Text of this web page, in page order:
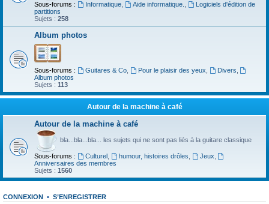
Sous-forums : Informatique, Aide informatique.
Logiciels d'édition de
partitions
Sujets : 258
Album photos
Sous-forums : Guitares & Co, Pour le plaisir des yeux Divers
Album photos
Sujets : 113
Autour de la machine à café
Autour de la machine à café
bla...bla...bla... les sujets qui ne sont pas liés à la guitare classique
Sous-forums : Culturel, humour, histoires drôles Jeux
Anniversaires des membres
Sujets : 1560
CONNEXION • S’ENREGISTRER